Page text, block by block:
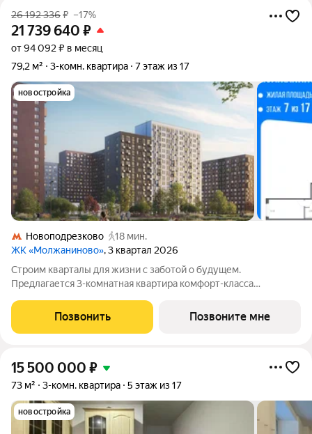
26 192 336₽ –17%
21 739 640 ₽
от 94 092 ₽ в месяц
79,2 м²
3-комн. квартира 7 этаж из 17
новостройка
Новоподрезково
18 мин.
ЖК «Молжаниново», 3 квартал 2026
Строим кварталы для жизни с заботой о будущем.
Предлагается 3-комнатная квартира комфорт-класса
в жилом комплексе "Молжаниново".Для тех, кто ценит время,
предлагаем сделать готовую отделку:
Позвонить Позвоните мне
15 500 000 ₽
73 м² 3-комн. квартира 5 этаж из 17
новостройка